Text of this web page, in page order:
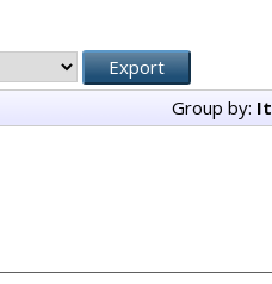
Group by: